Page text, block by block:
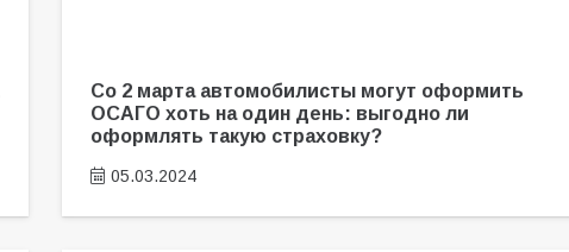
Со 2 марта автомобилисты могут оформить
ОСАГО хоть на один день: выгодно ли
оформлять такую страховку?
05.03.2024